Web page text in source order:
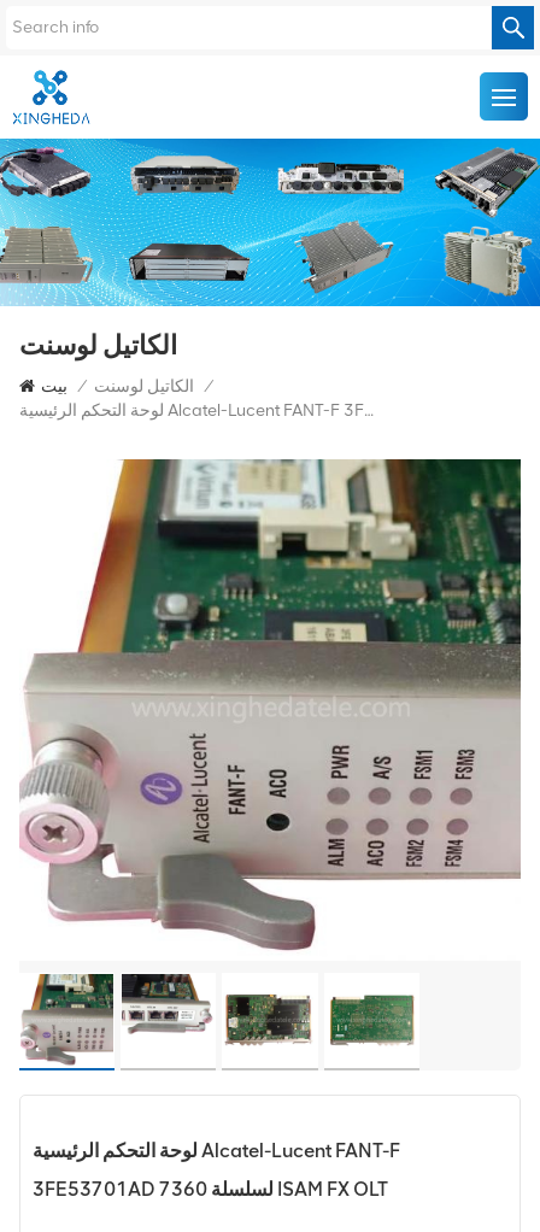
الكاتيل لوسنت
بيت / الكاتيل لوسنت /
لوحة التحكم الرئيسية Alcatel-Lucent FANT-F 3FE53701AD لسلسلة 7360 ISAM FX OLT
لوحة التحكم الرئيسية Alcatel-Lucent FANT-F
3FE53701AD لسلسلة 7360 ISAM FX OLT